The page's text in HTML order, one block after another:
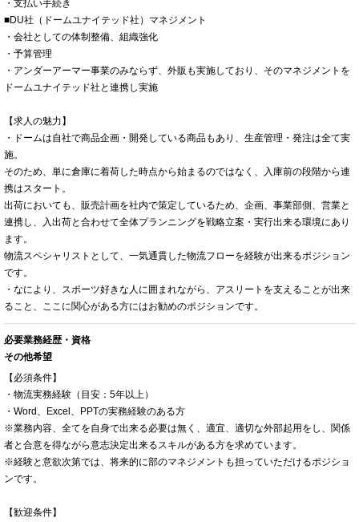
・支払い手続き
■DU社（ドームユナイテッド社）マネジメント
・会社としての体制整備、組織強化
・予算管理
・アンダーアーマー事業のみならず、外販も実施しており、そのマネジメントを
ドームユナイテッド社と連携し実施
【求人の魅力】
・ドームは自社で商品企画・開発している商品もあり、生産管理・発注は全て実
施。
そのため、単に倉庫に着荷した時点から始まるのではなく、入庫前の段階から連
携はスタート。
出荷においても、販売計画を社内で策定しているため、企画、事業部側、営業と
連携し、入出荷と合わせて全体プランニングを戦略立案・実行出来る環境にあり
ます。
物流スペシャリストとして、一気通貫した物流フローを経験が出来るポジション
です。
・なにより、スポーツ好きな人に囲まれながら、アスリートを支えることが出来
ること、ここに関心がある方にはお勧めのポジションです。
必要業務経歴・資格
その他希望
【必須条件】
・物流実務経験（目安：5年以上）
・Word、Excel、PPTの実務経験のある方
※業務内容、全てを自身で出来る必要は無く、適宜、適切な外部起用をし、関係
者と合意を得ながら意志決定出来るスキルがある方を求めています。
※経験と意欲次第では、将来的に部のマネジメントも担っていただけるポジショ
ンです。
【歓迎条件】